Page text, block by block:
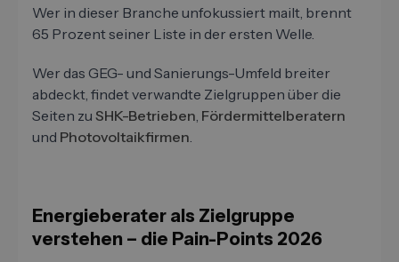
Wer in dieser Branche unfokussiert mailt, brennt
65 Prozent seiner Liste in der ersten Welle.
Wer das GEG- und Sanierungs-Umfeld breiter
abdeckt, findet verwandte Zielgruppen über die
Seiten zu SHK-Betrieben, Fördermittelberatern
und Photovoltaikfirmen.
Energieberater als Zielgruppe
verstehen – die Pain-Points 2026